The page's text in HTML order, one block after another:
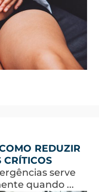
REDUZIR
CRÍTICOS
serve
quando ...